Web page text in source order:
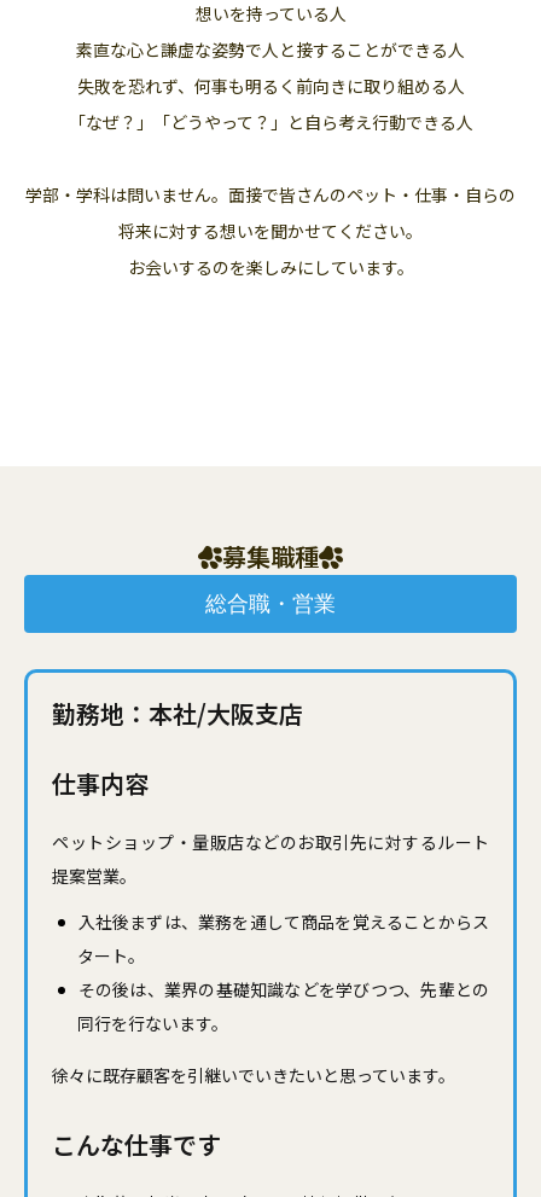
想いを持っている人
素直な心と謙虚な姿勢で人と接することができる人
失敗を恐れず、何事も明るく前向きに取り組める人
「なぜ？」「どうやって？」と自ら考え行動できる人
学部・学科は問いません。面接で皆さんのペット・仕事・自らの
将来に対する想いを聞かせてください。
お会いするのを楽しみにしています。
募集職種
総合職・営業
勤務地：本社/大阪支店
仕事内容
ペットショップ・量販店などのお取引先に対するルート
提案営業。
入社後まずは、業務を通して商品を覚えることからス
タート。
その後は、業界の基礎知識などを学びつつ、先輩との
同行を行ないます。
徐々に既存顧客を引継いでいきたいと思っています。
こんな仕事です